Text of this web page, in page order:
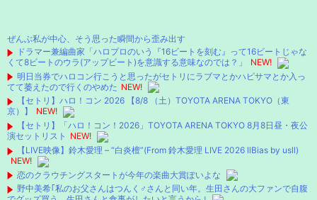
次へ

ぜんぶ私が中心、そう思った瞬間から歪み出す
ドラマー兼編曲家「ハロプロのいう『16ビートを刻む』って16ビートじゃな
くて8ビートのウラ(アップビート)を意識する意味なのでは？」
NEW!
明日当券でハロコン行こうと思ったがセトリにラブマとかハピサマとか入っ
てて萎えたので行くのやめた NEW!
【セトリ】ハロ！コン 2026 【8/8 （土）TOYOTA ARENA TOKYO（東
京）】
NEW!
【セトリ】「ハロ！コン！2026」TOYOTA ARENA TOKYO 8月8日昼・夜公
演セットリスト NEW!
【LIVE映像】鈴木愛理 – “白炎檀”(From 鈴木愛理 LIVE 2026 llBias by usll)
NEW!
恋のクラウチングスタートが今年の楽曲大賞ぽいよな
野中美希｢私のお父さんはつんく♂さんと同い年。生田さんの大ファンで自腹